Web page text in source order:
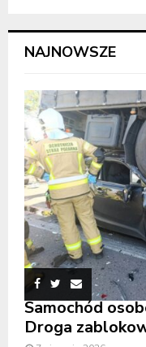
NAJNOWSZE
Samochód
Droga